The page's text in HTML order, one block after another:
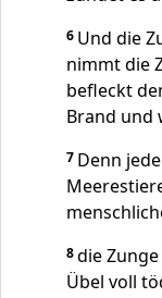
6 Und die
nimmt die
befleckt
Brand und
7 Denn
8die
Übel voll